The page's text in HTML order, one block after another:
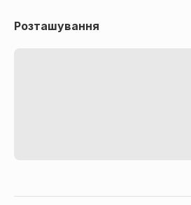
Розташування